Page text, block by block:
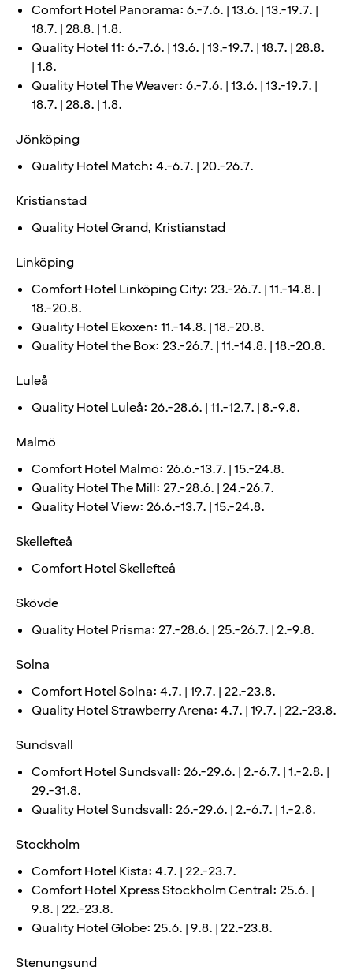
Comfort Hotel Panorama: 6.-7.6. | 13.6. | 13.-19.7. |
18.7. | 28.8. | 1.8.
Quality Hotel 11: 6.-7.6. | 13.6. | 13.-19.7. | 18.7. | 28.8.
| 1.8.
Quality Hotel The Weaver: 6.-7.6. | 13.6. | 13.-19.7. |
18.7. | 28.8. | 1.8.
Jönköping
Quality Hotel Match: 4.-6.7. | 20.-26.7.
Kristianstad
Quality Hotel Grand, Kristianstad
Linköping
Comfort Hotel Linköping City: 23.-26.7. | 11.-14.8. |
18.-20.8.
Quality Hotel Ekoxen: 11.-14.8. | 18.-20.8.
Quality Hotel the Box: 23.-26.7. | 11.-14.8. | 18.-20.8.
Luleå
Quality Hotel Luleå: 26.-28.6. | 11.-12.7. | 8.-9.8.
Malmö
Comfort Hotel Malmö: 26.6.-13.7. | 15.-24.8.
Quality Hotel The Mill: 27.-28.6. | 24.-26.7.
Quality Hotel View: 26.6.-13.7. | 15.-24.8.
Skellefteå
Comfort Hotel Skellefteå
Skövde
Quality Hotel Prisma: 27.-28.6. | 25.-26.7. | 2.-9.8.
Solna
Comfort Hotel Solna: 4.7. | 19.7. | 22.-23.8.
Quality Hotel Strawberry Arena: 4.7. | 19.7. | 22.-23.8.
Sundsvall
Comfort Hotel Sundsvall: 26.-29.6. | 2.-6.7. | 1.-2.8. |
29.-31.8.
Quality Hotel Sundsvall: 26.-29.6. | 2.-6.7. | 1.-2.8.
Stockholm
Comfort Hotel Kista: 4.7. | 22.-23.7.
Comfort Hotel Xpress Stockholm Central: 25.6. |
9.8. | 22.-23.8.
Quality Hotel Globe: 25.6. | 9.8. | 22.-23.8.
Stenungsund